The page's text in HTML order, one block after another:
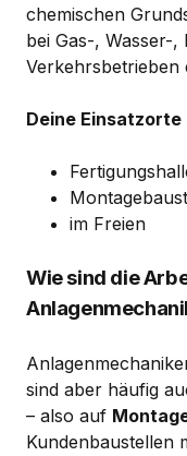
chemischen
bei Gas-, Wasser-
Verkehrsbetrieben
Deine
im Freien
Wie sind die
sind aber häufig
– also auf
Kundenbaustellen